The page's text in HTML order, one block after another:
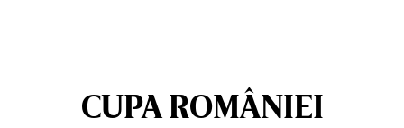
CUPA ROMÂNIEI